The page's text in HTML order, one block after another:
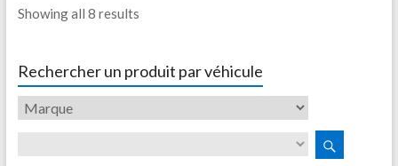
Showing all 8 results
Rechercher un produit par véhicule